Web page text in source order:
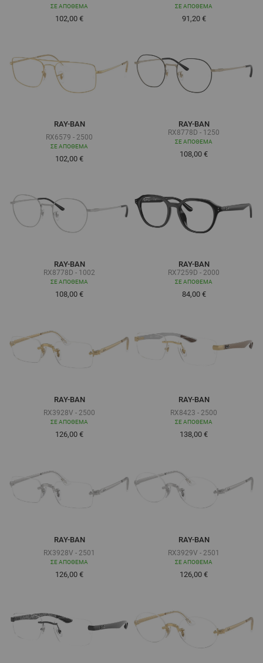
ΣΕ ΑΠΌΘΕΜΑ
102,00 €
ΣΕ ΑΠΌΘΕΜΑ
91,20 €
RAY-BAN
RX6579 - 2500
ΣΕ ΑΠΌΘΕΜΑ
Τόσο χαμηλά όσο
102,00 €
RAY-BAN
RX8778D - 1250
ΣΕ ΑΠΌΘΕΜΑ
108,00 €
RAY-BAN
RX8778D - 1002
ΣΕ ΑΠΌΘΕΜΑ
108,00 €
RAY-BAN
RX7259D - 2000
ΣΕ ΑΠΌΘΕΜΑ
84,00 €
RAY-BAN
RX3928V - 2500
ΣΕ ΑΠΌΘΕΜΑ
Τόσο χαμηλά όσο
126,00 €
RAY-BAN
RX8423 - 2500
ΣΕ ΑΠΌΘΕΜΑ
Τόσο χαμηλά όσο
138,00 €
RAY-BAN
RX3928V - 2501
ΣΕ ΑΠΌΘΕΜΑ
Τόσο χαμηλά όσο
126,00 €
RAY-BAN
RX3929V - 2501
ΣΕ ΑΠΌΘΕΜΑ
Τόσο χαμηλά όσο
126,00 €